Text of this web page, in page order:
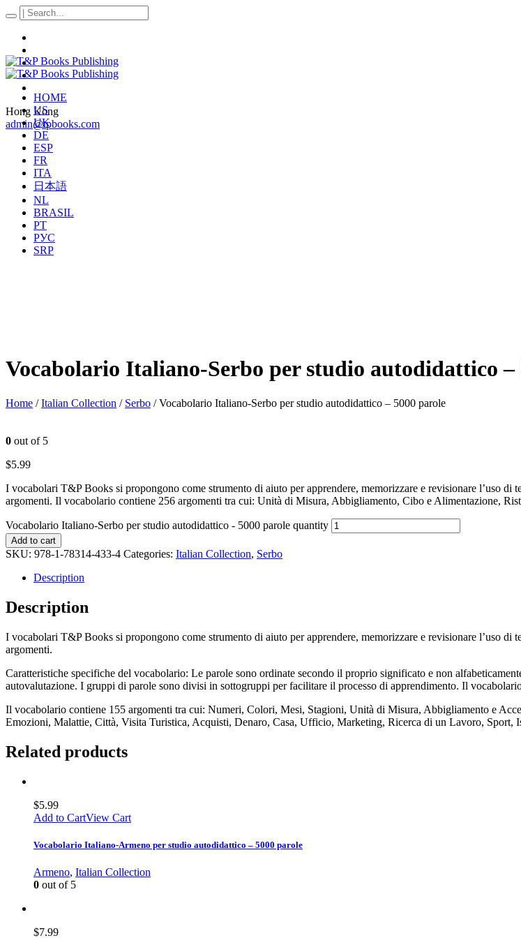
Hong Kong
admin@tpbooks.com
HOME
US
UK
DE
ESP
FR
ITA
日本語
NL
BRASIL
PT
РУС
SRP
Vocabolario Italiano-Serbo per studio autodidattico –
Home /Italian Collection / Serbo / Vocabolario Italiano-Serbo per studio autodidattico – 5000 parole
0 out of 5
$5.99
I vocabolari T&P Books si propongono come strumento di aiuto per apprendere, memorizzare e revisionare l’uso
argomenti. Il vocabolario contiene 256 argomenti tra cui: Unità di Misura, Abbigliamento, Cibo e Alimentazione,
Vocabolario Italiano-Serbo per studio autodidattico - 5000 parole quantity
Add to cart
SKU: 978-1-78314-433-4 Categories: Italian Collection, Serbo
Description
Description
I vocabolari T&P Books si propongono come strumento di aiuto per apprendere, memorizzare e revisionare l’uso
argomenti.
Caratteristiche specifiche del vocabolario: Le parole sono ordinate secondo il proprio significato e non
autovalutazione. I gruppi di parole sono divisi in sottogruppi per facilitare il processo di apprendimento. Il
Il vocabolario contiene 155 argomenti tra cui: Numeri, Colori, Mesi, Stagioni, Unità di Misura, Abbigliamento e
Emozioni, Malattie, Città, Visita Turistica, Acquisti, Denaro, Casa, Ufficio, Marketing, Ricerca di un Lavoro, Sport,
Related products
$5.99
Add to CartView Cart
Vocabolario Italiano-Armeno per studio autodidattico – 5000 parole
Armeno, Italian Collection
0 out of 5
$7.99